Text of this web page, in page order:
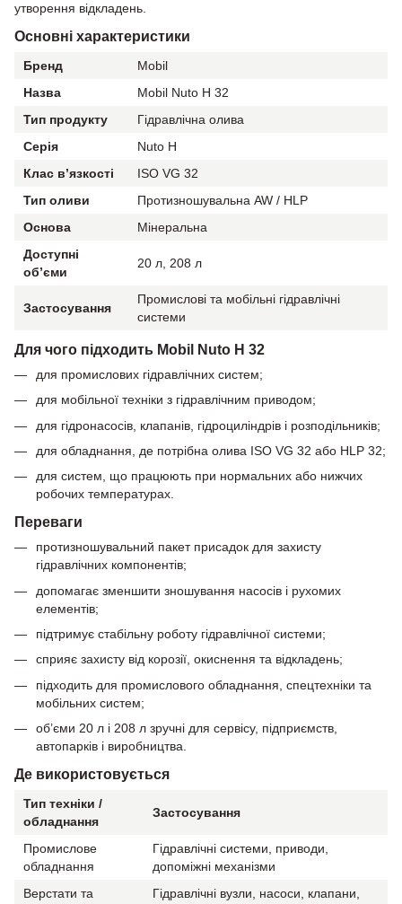
утворення відкладень.
Основні характеристики
Бренд
Mobil
Назва
Mobil Nuto H 32
Тип продукту
Гідравлічна олива
Серія
Nuto H
Клас в’язкості
ISO VG 32
Тип оливи
Протизношувальна AW / HLP
Основа
Мінеральна
Доступні
об’єми
20 л, 208 л
Застосування
Промислові та мобільні гідравлічні
системи
Для чого підходить Mobil Nuto H 32
для промислових гідравлічних систем;
для мобільної техніки з гідравлічним приводом;
для гідронасосів, клапанів, гідроциліндрів і розподільників;
для обладнання, де потрібна олива ISO VG 32 або HLP 32;
для систем, що працюють при нормальних або нижчих
робочих температурах.
Переваги
протизношувальний пакет присадок для захисту
гідравлічних компонентів;
допомагає зменшити зношування насосів і рухомих
елементів;
підтримує стабільну роботу гідравлічної системи;
сприяє захисту від корозії, окиснення та відкладень;
підходить для промислового обладнання, спецтехніки та
мобільних систем;
об’єми 20 л і 208 л зручні для сервісу, підприємств,
автопарків і виробництва.
Де використовується
Тип техніки /
обладнання
Застосування
Промислове
обладнання
Гідравлічні системи, приводи,
допоміжні механізми
Верстати та
Гідравлічні вузли, насоси, клапани,